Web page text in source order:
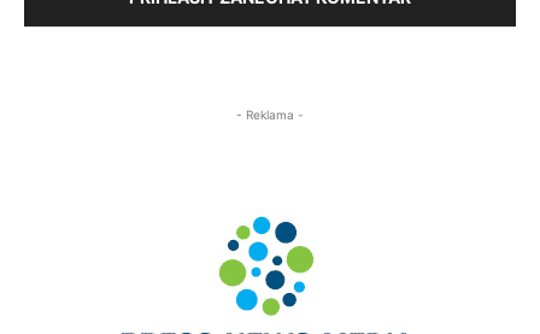
- Reklama -